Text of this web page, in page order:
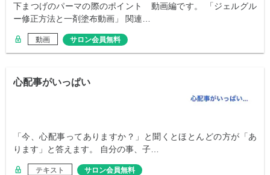
下まつげのパーマの際のポイント 動画編です。 「ジェルグル
ー修正方法と一剤塗布動画」 関連…
動画 サロン会員無料
心配事がいっぱい
「今、心配事ってありますか？」と聞くとほとんどの方が「あ
ります」と答えます。 自分の事、子…
テキスト サロン会員無料